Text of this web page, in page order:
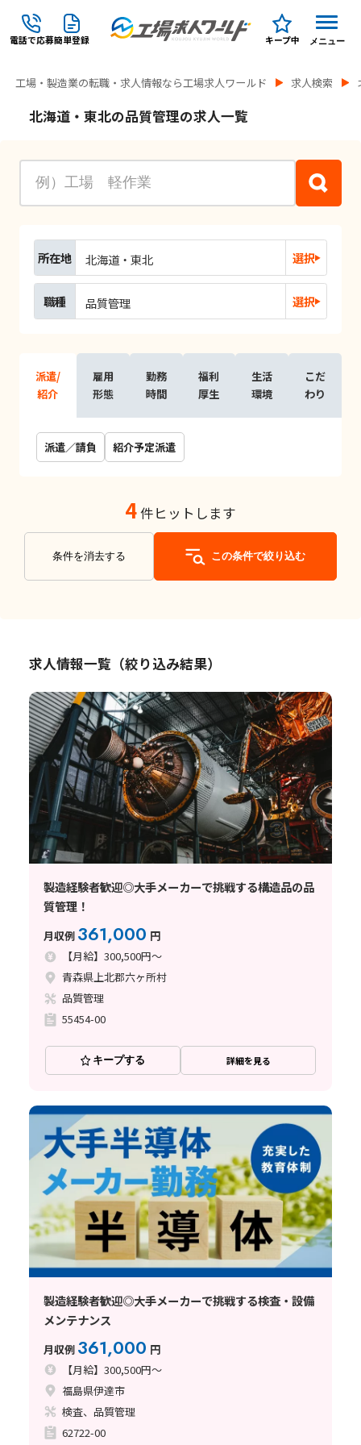
電話で応募簡単登録 キープ中 メニュー
工場・製造業の転職・求人情報なら工場求人ワールド 求人検索
北海道・東北の品質管理の求人一覧
所在地 北海道・東北 選択
職種 品質管理 選択
派遣/
紹介
雇用
形態
勤務
時間
福利
厚生
生活
環境
こだ
わり
派遣／請負 紹介予定派遣
4件ヒットします
条件を消去する この条件で絞り込む
求人情報一覧（絞り込み結果）
製造経験者歓迎◎大手メーカーで挑戦する構造品の品
質管理！
月収例 361,000 円
【月給】300,500円～
青森県上北郡六ヶ所村
品質管理
55454-00
キープする 詳細を見る
製造経験者歓迎◎大手メーカーで挑戦する検査・設備
メンテナンス
月収例 361,000 円
【月給】300,500円～
福島県伊達市
検査、品質管理
62722-00